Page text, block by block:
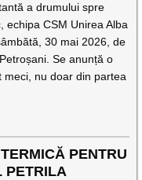
a drumului spre
echipa CSM Unirea Alba
30 mai 2026, de
Se anunță o
nu doar din partea
PENTRU
PETRILA